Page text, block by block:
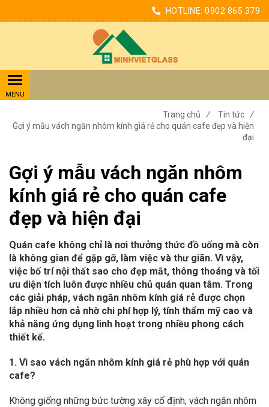
HOTLINE: 0902 865 379
Trang chủ / Tin tức
/
Gợi ý mẫu vách ngăn nhôm kính giá rẻ cho quán cafe đẹp và hiện
đại
Gợi ý mẫu vách ngăn nhôm
kính giá rẻ cho quán cafe
đẹp và hiện đại
Quán cafe không chỉ là nơi thưởng thức đồ uống mà còn
là không gian để gặp gỡ, làm việc và thư giãn. Vì vậy,
việc bố trí nội thất sao cho đẹp mắt, thông thoáng và tối
ưu diện tích luôn được nhiều chủ quán quan tâm. Trong
các giải pháp, vách ngăn nhôm kính giá rẻ được chọn
lắp nhiều hơn cả nhờ chi phí hợp lý, tính thẩm mỹ cao và
khả năng ứng dụng linh hoạt trong nhiều phong cách
thiết kế.
1. Vì sao vách ngăn nhôm kính giá rẻ phù hợp với quán
cafe?
Không giống những bức tường xây cố định, vách ngăn nhôm